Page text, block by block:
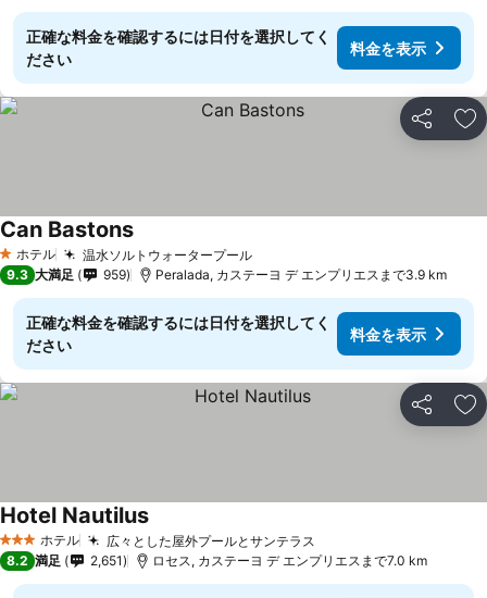
正確な料金を確認するには日付を選択してく
ださい
料金を表示
シェア お
1 ホテルのランク
ホテル 温水ソルトウォータープール
Can Bastons
9.3 大満足 959 Peralada, カステーヨ デ エンプリエスまで3.9 km
正確な料金を確認するには日付を選択してく
ださい
料金を表示
シェア お
3 ホテルのランク
ホテル 広々とした屋外プールとサンテラス
Hotel Nautilus
8.2 満足 2,651 ロセス, カステーヨ デ エンプリエスまで7.0 km